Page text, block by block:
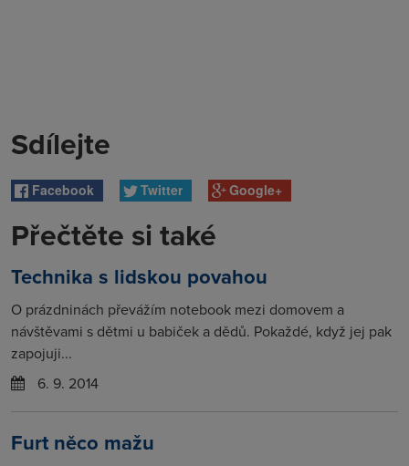
Sdílejte
Facebook Twitter Google+
Přečtěte si také
Technika s lidskou povahou
O prázdninách převážím notebook mezi domovem a
návštěvami s dětmi u babiček a dědů. Pokaždé, když jej pak
zapojuji...
6. 9. 2014
Furt něco mažu